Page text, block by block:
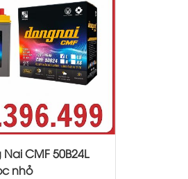
CMF 50B24L
nhỏ